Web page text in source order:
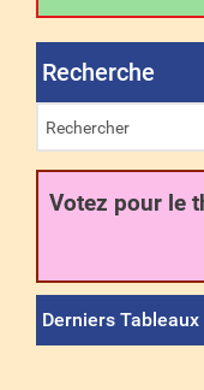
Recherche
Votez pour le
Derniers